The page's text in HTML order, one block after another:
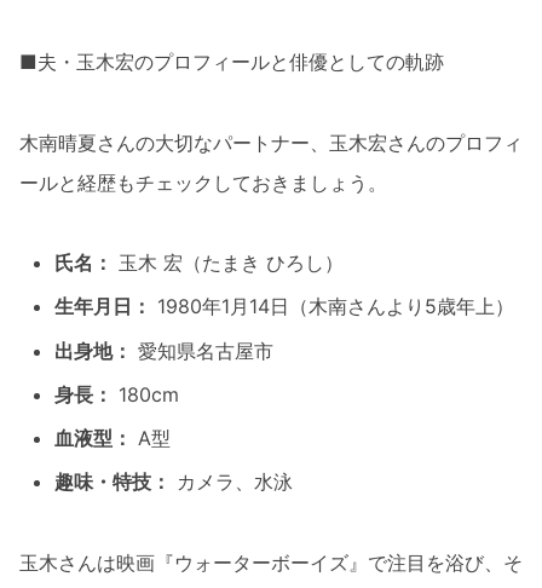
■夫・玉木宏のプロフィールと俳優としての軌跡
木南晴夏さんの大切なパートナー、玉木宏さんのプロフィ
ールと経歴もチェックしておきましょう。
氏名： 玉木 宏（たまき ひろし）
生年月日： 1980年1月14日（木南さんより5歳年上）
出身地： 愛知県名古屋市
身長： 180cm
血液型： A型
趣味・特技：
カメラ、水泳
玉木さんは映画『ウォーターボーイズ』で注目を浴び、そ